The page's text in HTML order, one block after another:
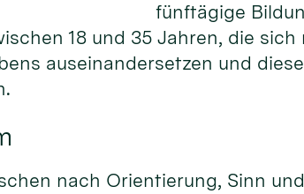
fünftägige
18 und 35 Jahren, die
auseinandersetzen und
nach Orientierung, Sinn